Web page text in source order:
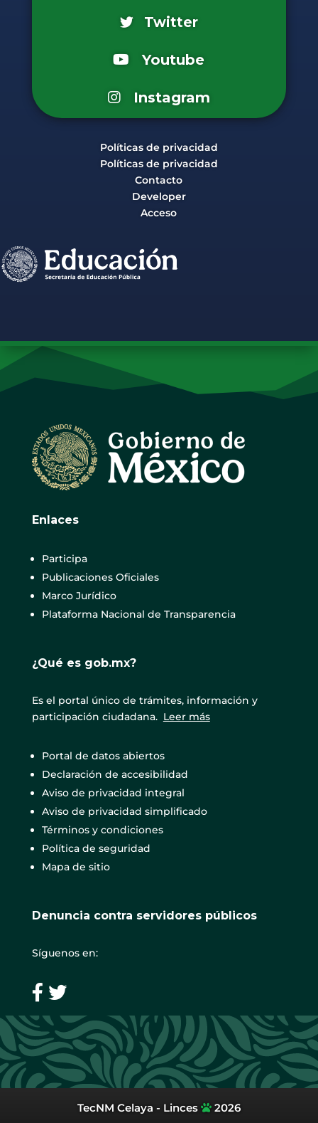
Twitter
Youtube
Instagram
Políticas de privacidad
Políticas de privacidad
Contacto
Developer
Acceso
Enlaces
Participa
Publicaciones Oficiales
Marco Jurídico
Plataforma Nacional de Transparencia
¿Qué es gob.mx?
Es el portal único de trámites, información y
participación ciudadana. Leer más
Portal de datos abiertos
Declaración de accesibilidad
Aviso de privacidad integral
Aviso de privacidad simplificado
Términos y condiciones
Política de seguridad
Mapa de sitio
Denuncia contra servidores públicos
Síguenos en:
TecNM Celaya - Linces 2026